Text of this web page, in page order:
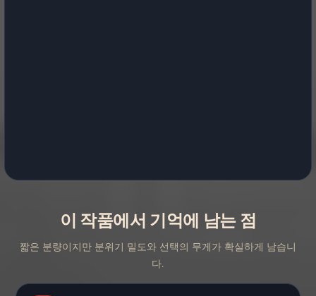
이 작품에서 기억에 남는 점
짧은 분량이지만 분위기 밀도와 선택의 무게가 확실하게 남습니
다.